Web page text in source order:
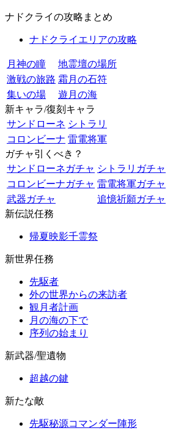
ナドクライの攻略まとめ
ナドクライエリアの攻略
月神の瞳
地霊壇の場所
激戦の旅路 霜月の石符
集いの場
遊月の海
新キャラ/復刻キャラ
サンドローネ シトラリ
コロンビーナ 雷電将軍
ガチャ引くべき？
サンドローネガチャ シトラリガチャ
コロンビーナガチャ 雷電将軍ガチャ
武器ガチャ
追憶祈願ガチャ
新伝説任務
帰夏映影千霊祭
新世界任務
先駆者
外の世界からの来訪者
観月者計画
月の海の下で
序列の始まり
新武器/聖遺物
超越の鍵
新たな敵
先駆秘源コマンダー陣形